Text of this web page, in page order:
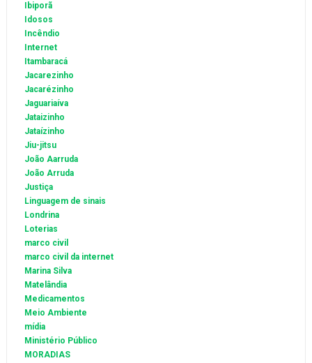
Ibiporã
Idosos
Incêndio
Internet
Itambaracá
Jacarezinho
Jacarézinho
Jaguariaíva
Jataizinho
Jataízinho
Jiu-jitsu
João Aarruda
João Arruda
Justiça
Linguagem de sinais
Londrina
Loterias
marco civil
marco civil da internet
Marina Silva
Matelândia
Medicamentos
Meio Ambiente
mídia
Ministério Público
MORADIAS